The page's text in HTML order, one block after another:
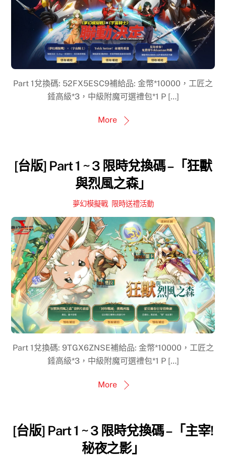
Part 1兌換碼: 52FX5ESC9補給品: 金幣*10000，工匠之
錘高級*3，中級附魔可選禮包*1 P […]
More
[台版] Part 1 ~ 3 限時兌換碼 –「狂獸
與烈風之森」
夢幻模擬戰, 限時送禮活動
Part 1兌換碼: 9TGX6ZNSE補給品: 金幣*10000，工匠之
錘高級*3，中級附魔可選禮包*1 P […]
More
[台版] Part 1 ~ 3 限時兌換碼 –「主宰!
秘夜之影」